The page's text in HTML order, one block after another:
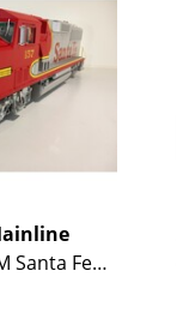
Santa Fe